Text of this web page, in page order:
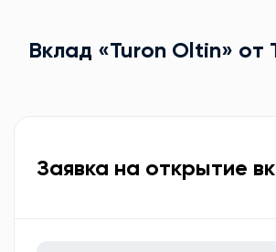
Вклад «Turon Oltin» от
Заявка на открытие